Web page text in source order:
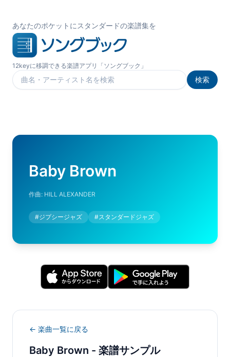
あなたのポケットにスタンダードの楽譜集を
12keyに移調できる楽譜アプリ「ソングブック」
楽曲を検索
検索
Baby Brown
作曲: HILL ALEXANDER
#ジプシージャズ #スタンダードジャズ
← 楽曲一覧に戻る
Baby Brown - 楽譜サンプル